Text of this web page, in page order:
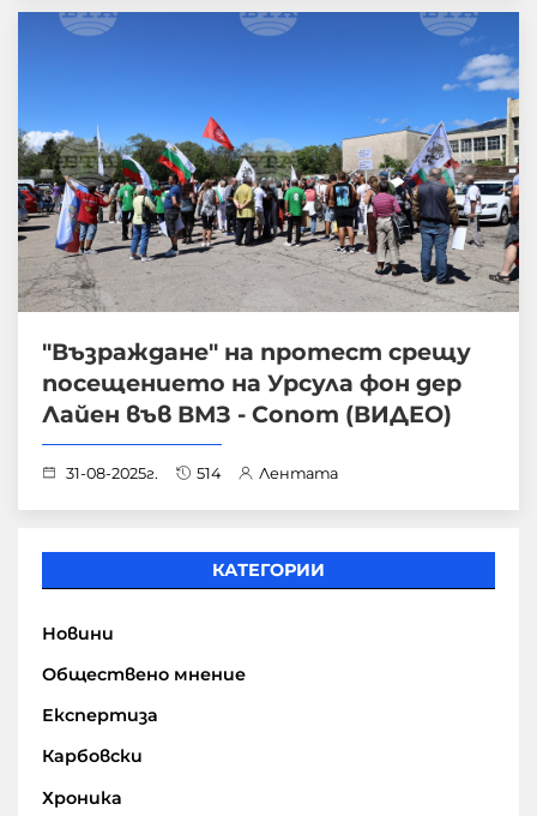
"Възраждане" на протест срещу
посещението на Урсула фон дер
Лайен във ВМЗ - Сопот (ВИДЕО)
31-08-2025г. 514 Лентата
КАТЕГОРИИ
Новини
Обществено мнение
Експертиза
Карбовски
Хроника